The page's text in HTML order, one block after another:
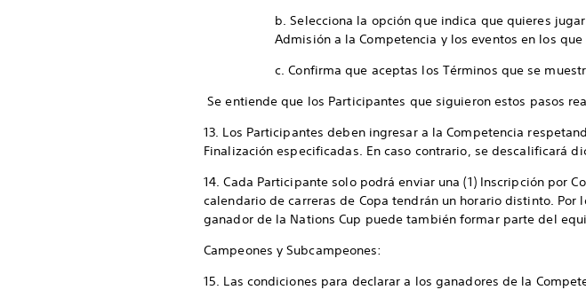
b. Selecciona la opción que indica que quieres
Admisión a la Competencia y los eventos en los
c. Confirma que aceptas los Términos que se
Se entiende que los Participantes que siguieron estos pasos
13. Los Participantes deben ingresar a la Competencia
Finalización especificadas. En caso contrario, se descalificará
14. Cada Participante solo podrá enviar una (1) Inscripción por
calendario de carreras de Copa tendrán un horario distinto.
ganador de la Nations Cup puede también formar parte del
Campeones y Subcampeones:
15. Las condiciones para declarar a los ganadores de la